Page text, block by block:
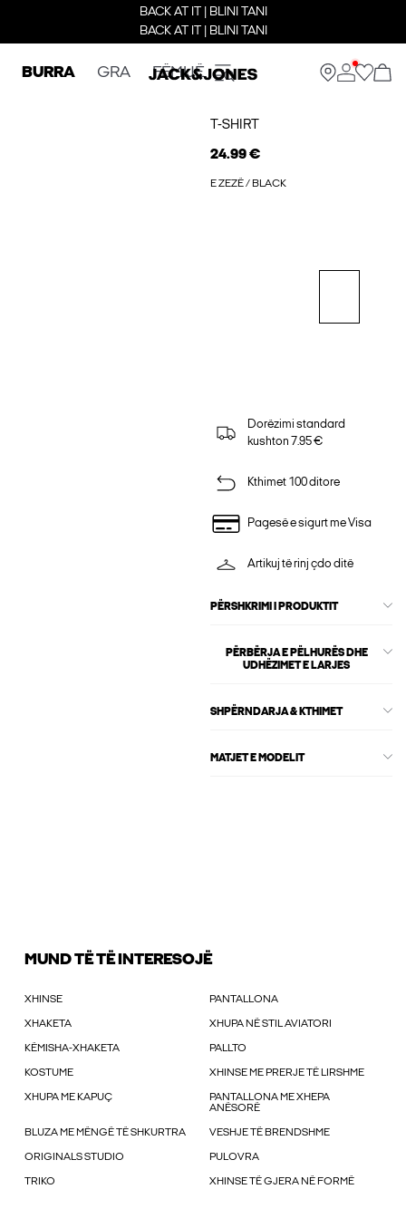
BACK AT IT | BLINI TANI
BACK AT IT | BLINI TANI
BURRA GRA FËMIJË
T-SHIRT
24.99 €
E ZEZË / BLACK
Dorëzimi standard
kushton 7.95 €
Kthimet 100 ditore
Pagesë e sigurt me Visa
Artikuj të rinj çdo ditë
PËRSHKRIMI I PRODUKTIT
PËRBËRJA E PËLHURËS DHE
UDHËZIMET E LARJES
SHPËRNDARJA & KTHIMET
MATJET E MODELIT
MUND TË TË INTERESOJË
XHINSE PANTALLONA
XHAKETA XHUPA NË STIL AVIATORI
KËMISHA-XHAKETA PALLTO
KOSTUME XHINSE ME PRERJE TË LIRSHME
XHUPA ME KAPUÇ
PANTALLONA ME XHEPA
ANËSORË
BLUZA ME MËNGË TË SHKURTRA VESHJE TË BRENDSHME
ORIGINALS STUDIO PULOVRA
TRIKO XHINSE TË GJERA NË FORMË